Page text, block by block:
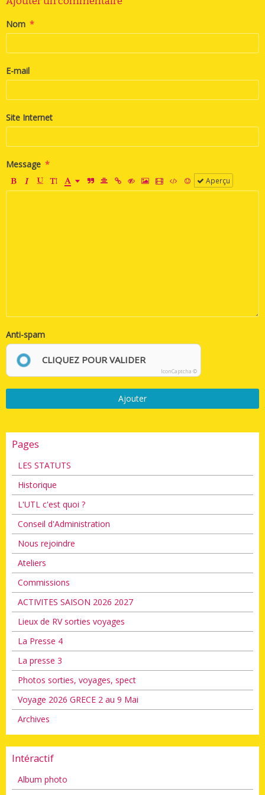
Nom
E-mail
Site Internet
Message
Aperçu
Anti-spam
CLIQUEZ POUR VALIDER
IconCaptcha ©
Ajouter
Pages
LES STATUTS
Historique
L'UTL c'est quoi ?
Conseil d'Administration
Nous rejoindre
Ateliers
Commissions
ACTIVITES SAISON 2026 2027
Lieux de RV sorties voyages
La Presse 4
La presse 3
Photos sorties, voyages, spect
Voyage 2026 GRECE 2 au 9 Mai
Archives
Intéractif
Album photo